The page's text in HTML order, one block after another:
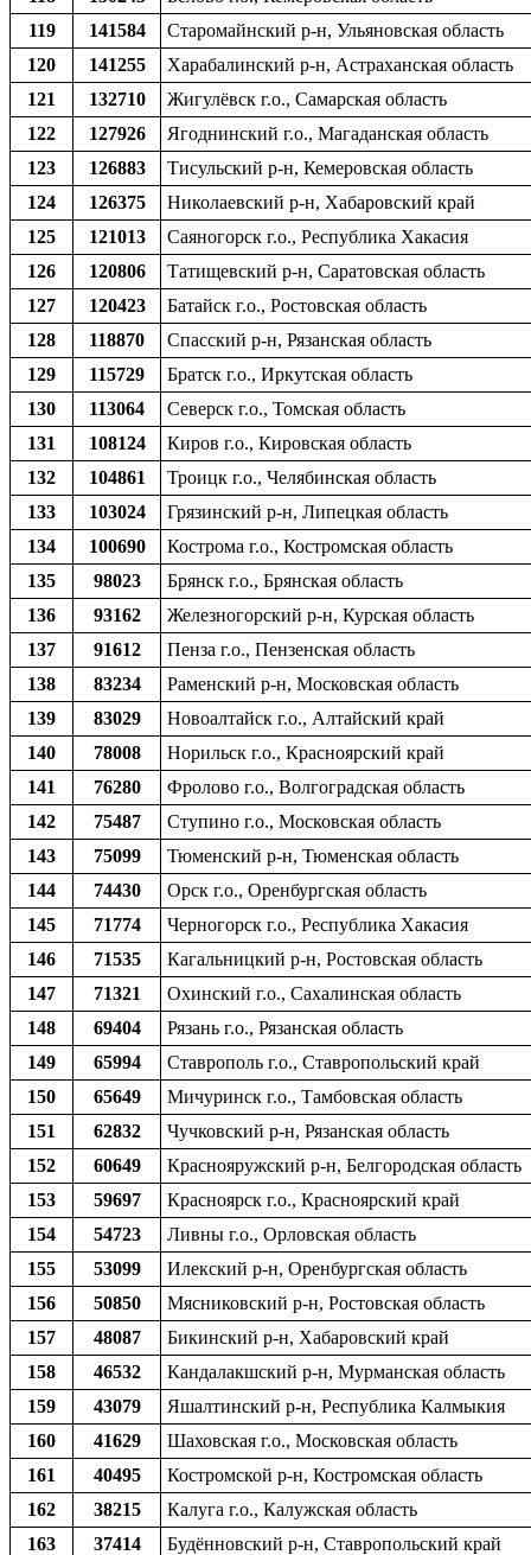
119
141584
Старомайнский р-н, Ульяновская область
120
141255
Харабалинский р-н, Астраханская область
121
132710
Жигулёвск г.о., Самарская область
122
127926
Ягоднинский г.о., Магаданская область
123
126883
Тисульский р-н, Кемеровская область
124
126375
Николаевский р-н, Хабаровский край
125
121013
Саяногорск г.о., Республика Хакасия
126
120806
Татищевский р-н, Саратовская область
127
120423
Батайск г.о., Ростовская область
128
118870
Спасский р-н, Рязанская область
129
115729
Братск г.о., Иркутская область
130
113064
Северск г.о., Томская область
131
108124
Киров г.о., Кировская область
132
104861
Троицк г.о., Челябинская область
133
103024
Грязинский р-н, Липецкая область
134
100690
Кострома г.о., Костромская область
135
98023
Брянск г.о., Брянская область
136
93162
Железногорский р-н, Курская область
137
91612
Пенза г.о., Пензенская область
138
83234
Раменский р-н, Московская область
139
83029
Новоалтайск г.о., Алтайский край
140
78008
Норильск г.о., Красноярский край
141
76280
Фролово г.о., Волгоградская область
142
75487
Ступино г.о., Московская область
143
75099
Тюменский р-н, Тюменская область
144
74430
Орск г.о., Оренбургская область
145
71774
Черногорск г.о., Республика Хакасия
146
71535
Кагальницкий р-н, Ростовская область
147
71321
Охинский г.о., Сахалинская область
148
69404
Рязань г.о., Рязанская область
149
65994
Ставрополь г.о., Ставропольский край
150
65649
Мичуринск г.о., Тамбовская область
151
62832
Чучковский р-н, Рязанская область
152
60649
Краснояружский р-н, Белгородская область
153
59697
Красноярск г.о., Красноярский край
154
54723
Ливны г.о., Орловская область
155
53099
Илекский р-н, Оренбургская область
156
50850
Мясниковский р-н, Ростовская область
157
48087
Бикинский р-н, Хабаровский край
158
46532
Кандалакшский р-н, Мурманская область
159
43079
Яшалтинский р-н, Республика Калмыкия
160
41629
Шаховская г.о., Московская область
161
40495
Костромской р-н, Костромская область
162
38215
Калуга г.о., Калужская область
163
37414
Будённовский р-н, Ставропольский край